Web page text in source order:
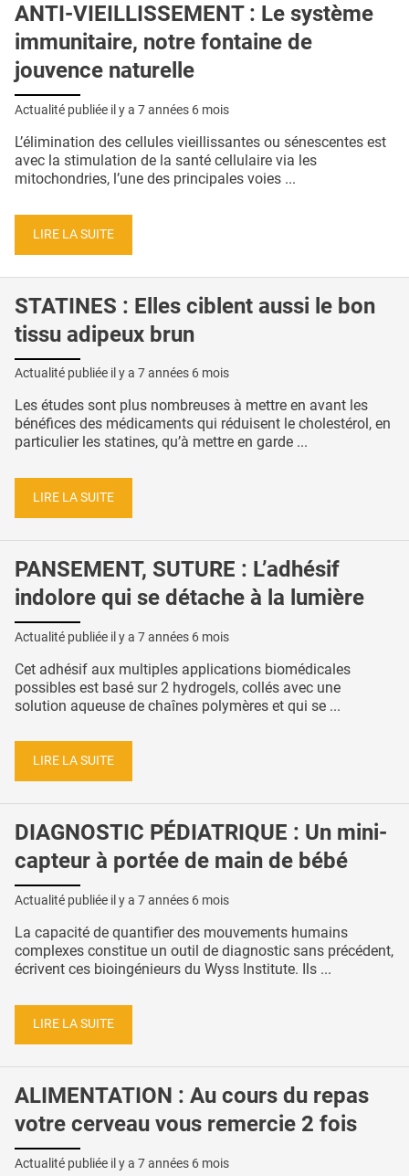
ANTI-VIEILLISSEMENT : Le système
immunitaire, notre fontaine de
jouvence naturelle
Actualité publiée il y a 7 années 6 mois
L’élimination des cellules vieillissantes ou sénescentes est
avec la stimulation de la santé cellulaire via les
mitochondries, l’une des principales voies ...
LIRE LA SUITE
STATINES : Elles ciblent aussi le bon
tissu adipeux brun
Actualité publiée il y a 7 années 6 mois
Les études sont plus nombreuses à mettre en avant les
bénéfices des médicaments qui réduisent le cholestérol, en
particulier les statines, qu’à mettre en garde ...
LIRE LA SUITE
PANSEMENT, SUTURE : L’adhésif
indolore qui se détache à la lumière
Actualité publiée il y a 7 années 6 mois
Cet adhésif aux multiples applications biomédicales
possibles est basé sur 2 hydrogels, collés avec une
solution aqueuse de chaînes polymères et qui se ...
LIRE LA SUITE
DIAGNOSTIC PÉDIATRIQUE : Un mini-
capteur à portée de main de bébé
Actualité publiée il y a 7 années 6 mois
La capacité de quantifier des mouvements humains
complexes constitue un outil de diagnostic sans précédent,
écrivent ces bioingénieurs du Wyss Institute. Ils ...
LIRE LA SUITE
ALIMENTATION : Au cours du repas
votre cerveau vous remercie 2 fois
Actualité publiée il y a 7 années 6 mois